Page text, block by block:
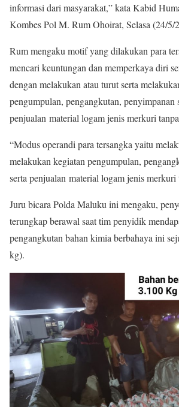
informasi dari masyarakat,” kata Kabid
Kombes Pol M. Rum Ohoirat, Selasa (24/5/
Rum mengaku motif yang dilakukan para
mencari keuntungan dan memperkaya diri
dengan melakukan atau turut serta
pengumpulan, pengangkutan, penyimpanan
penjualan material logam jenis merkuri
“Modus operandi para tersangka yaitu
melakukan kegiatan pengumpulan,
serta penjualan material logam jenis
Juru bicara Polda Maluku ini mengaku,
terungkap berawal saat tim penyidik
pengangkutan bahan kimia berbahaya ini
kg).